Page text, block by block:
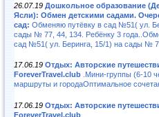
26.07.19 Дошкольное образование
Ясли): Обмен детскими садами.
сад: Обменяю путёвку в сад №51( ул.
сады № 77, 44, 134. Ребёнку 3
сад №51( ул. Беринга, 15/1) на сады №
17.06.19 Отдых: Авторские
ForeverTravel.club .Мини-группы (6-10
маршруты и городаОптимальное
17.06.19 Отдых: Авторские
ForeverTravel.club